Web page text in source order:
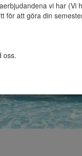
vi har
för att göra din
oss.